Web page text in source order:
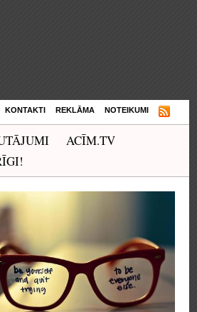
KONTAKTI REKLĀMA NOTEIKUMI
ACĪM.TV